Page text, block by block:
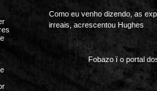
Como eu venho dizendo, as
irreais, acrescentou Hughes
Fobazo ï o portal